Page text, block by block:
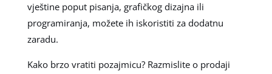
vještine poput pisanja, grafičkog dizajna ili
programiranja, možete ih iskoristiti za dodatnu
zaradu.
Kako brzo vratiti pozajmicu? Razmislite o prodaji